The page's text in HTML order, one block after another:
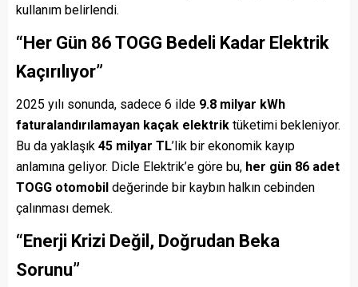
kullanım belirlendi.
“Her Gün 86 TOGG Bedeli Kadar Elektrik
Kaçırılıyor”
2025 yılı sonunda, sadece 6 ilde 9.8 milyar kWh
faturalandırılamayan kaçak elektrik tüketimi bekleniyor.
Bu da yaklaşık 45 milyar TL’lik bir ekonomik kayıp
anlamına geliyor. Dicle Elektrik’e göre bu, her gün 86 adet
TOGG otomobil değerinde bir kaybın halkın cebinden
çalınması demek.
“Enerji Krizi Değil, Doğrudan Beka
Sorunu”